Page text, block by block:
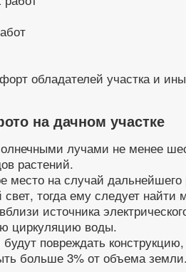
обладателей участка и
на дачном участке
лучами не менее
растений.
место на случай
тогда ему следует найти
источника
циркуляцию воды.
повреждать
больше 3% от объема земли.